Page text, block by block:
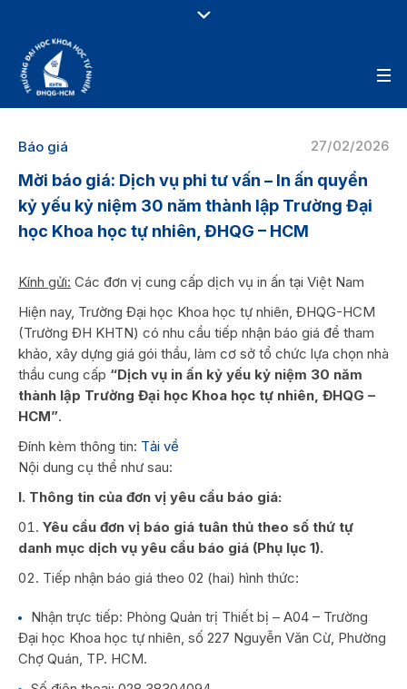
27/02/2026
Báo giá
Mời báo giá: Dịch vụ phi tư vấn – In ấn quyển
kỷ yếu kỷ niệm 30 năm thành lập Trường Đại
học Khoa học tự nhiên, ĐHQG – HCM
Kính gửi: Các đơn vị cung cấp dịch vụ in ấn tại Việt Nam
Hiện nay, Trường Đại học Khoa học tự nhiên, ĐHQG-HCM
(Trường ĐH KHTN) có nhu cầu tiếp nhận báo giá để tham
khảo, xây dựng giá gói thầu, làm cơ sở tổ chức lựa chọn nhà
thầu cung cấp “Dịch vụ in ấn kỷ yếu kỷ niệm 30 năm
thành lập Trường Đại học Khoa học tự nhiên, ĐHQG –
HCM”.
Đính kèm thông tin: Tải về
Nội dung cụ thể như sau:
I. Thông tin của đơn vị yêu cầu báo giá:
Yêu cầu đơn vị báo giá tuân thủ theo số thứ tự
danh mục dịch vụ yêu cầu báo giá (Phụ lục 1).
Tiếp nhận báo giá theo 02 (hai) hình thức:
Nhận trực tiếp: Phòng Quản trị Thiết bị – A04 – Trường
Đại học Khoa học tự nhiên, số 227 Nguyễn Văn Cừ, Phường
Chợ Quán, TP. HCM.